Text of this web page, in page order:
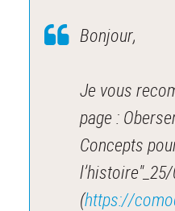
Bonjour,
Je vous
page :
Concepts
(https://